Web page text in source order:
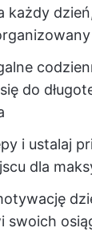
każdy
do
i ustalaj
dla
swoich